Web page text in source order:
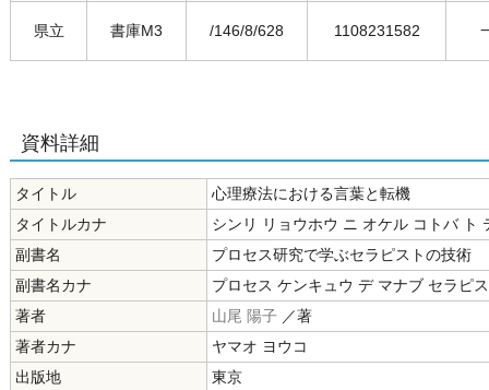
県立 書庫M3 /146/8/628 1108231582
資料詳細
タイトル
心理療法における言葉と転機
タイトルカナ
シンリ リョウホウ ニ オケル コトバ ト
副書名
プロセス研究で学ぶセラピストの技術
副書名カナ
プロセス ケンキュウ デ マナブ セラピ
著者
山尾 陽子 ／著
著者カナ
ヤマオ ヨウコ
出版地
東京